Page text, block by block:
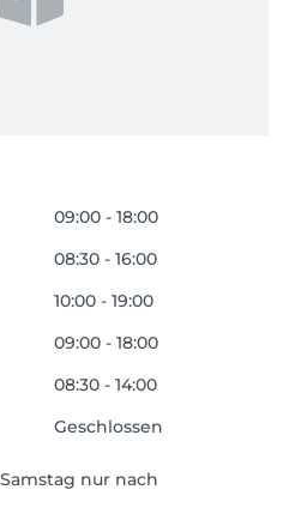
09:00 - 18:00
08:30 - 16:00
10:00 - 19:00
09:00 - 18:00
08:30 - 14:00
Geschlossen
nur nach